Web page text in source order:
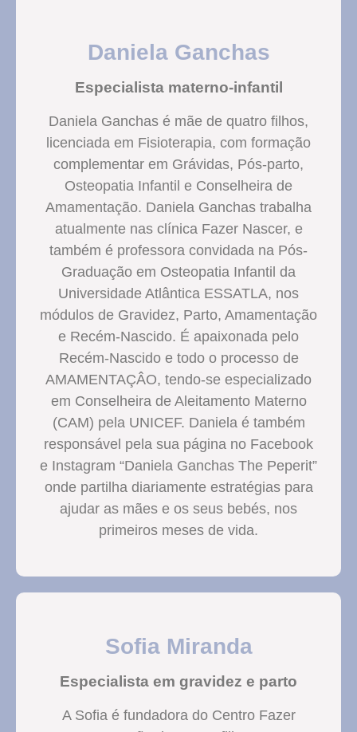
Daniela Ganchas
Especialista materno-infantil
Daniela Ganchas é mãe de quatro filhos,
licenciada em Fisioterapia, com formação
complementar em Grávidas, Pós-parto,
Osteopatia Infantil e Conselheira de
Amamentação. Daniela Ganchas trabalha
atualmente nas clínica Fazer Nascer, e
também é professora convidada na Pós-
Graduação em Osteopatia Infantil da
Universidade Atlântica ESSATLA, nos
módulos de Gravidez, Parto, Amamentação
e Recém-Nascido. É apaixonada pelo
Recém-Nascido e todo o processo de
AMAMENTAÇÂO, tendo-se especializado
em Conselheira de Aleitamento Materno
(CAM) pela UNICEF. Daniela é também
responsável pela sua página no Facebook
e Instagram “Daniela Ganchas The Peperit”
onde partilha diariamente estratégias para
ajudar as mães e os seus bebés, nos
primeiros meses de vida.
Sofia Miranda
Especialista em gravidez e parto
A Sofia é fundadora do Centro Fazer